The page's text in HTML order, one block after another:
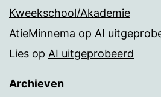
Kweekschool/Akademie
AtieMinnema op AI
Lies op AI uitgeprobeerd
Archieven